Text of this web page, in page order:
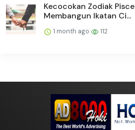
Kecocokan Zodiak
Membangun Ikatan Ci...
1 month ago 112